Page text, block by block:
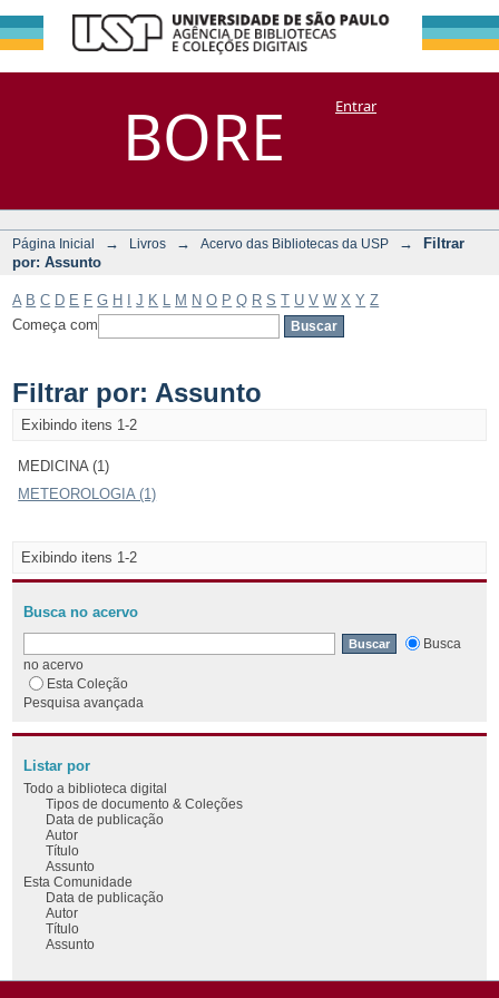
BORE
Filtrar por:
Assunto
DSpace/Manakin + CoriscoEntrar
Página Inicial → Livros → Acervo das Bibliotecas da USP →
Filtrar
por: Assunto
A B C D E F G H J K M N O P Q R S T U V W X Y Z
Começa com
Filtrar por: Assunto
Exibindo itens 1-2
MEDICINA (1)
METEOROLOGIA (1)
Exibindo itens 1-2
Busca no acervo
Busca
no acervo
Esta Coleção
Pesquisa avançada
Listar por
Todo a biblioteca digital
Tipos de documento & Coleções
Data de publicação
Autor
Título
Assunto
Esta Comunidade
Data de publicação
Autor
Título
Assunto